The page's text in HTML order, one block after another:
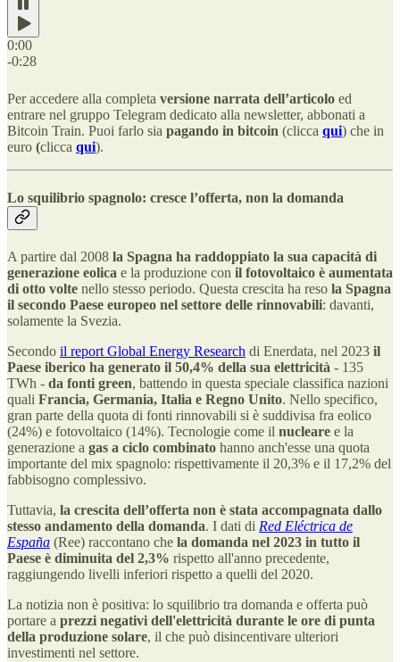
0:00
-0:28
Per accedere alla completa versione narrata dell’articolo ed
entrare nel gruppo Telegram dedicato alla newsletter, abbonati a
Bitcoin Train. Puoi farlo sia pagando in bitcoin (clicca qui) che in
euro (clicca qui).
Lo squilibrio spagnolo: cresce l’offerta, non la domanda
A partire dal 2008 la Spagna ha raddoppiato la sua capacità di
generazione eolica e la produzione con il fotovoltaico è aumentata
di otto volte nello stesso periodo. Questa crescita ha reso la Spagna
il secondo Paese europeo nel settore delle rinnovabili: davanti,
solamente la Svezia.
Secondo il report Global Energy Research di Enerdata, nel 2023 il
Paese iberico ha generato il 50,4% della sua elettricità - 135
TWh - da fonti green, battendo in questa speciale classifica nazioni
quali Francia, Germania, Italia e Regno Unito. Nello specifico,
gran parte della quota di fonti rinnovabili si è suddivisa fra eolico
(24%) e fotovoltaico (14%). Tecnologie come il nucleare e la
generazione a gas a ciclo combinato hanno anch'esse una quota
importante del mix spagnolo: rispettivamente il 20,3% e il 17,2% del
fabbisogno complessivo.
Tuttavia, la crescita dell’offerta non è stata accompagnata dallo
stesso andamento della domanda. I dati di Red Eléctrica de
España (Ree) raccontano che la domanda nel 2023 in tutto il
Paese è diminuita del 2,3% rispetto all'anno precedente,
raggiungendo livelli inferiori rispetto a quelli del 2020.
La notizia non è positiva: lo squilibrio tra domanda e offerta può
portare a prezzi negativi dell'elettricità durante le ore di punta
della produzione solare, il che può disincentivare ulteriori
investimenti nel settore.